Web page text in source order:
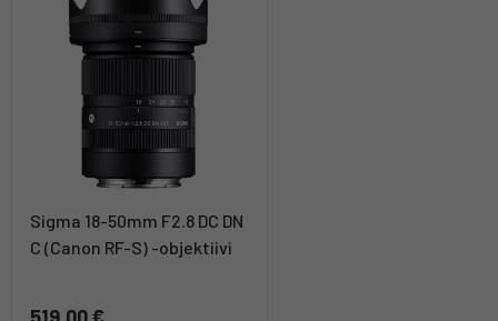
Sigma 18-50mm F2.8 DC DN
C (Canon RF-S) -objektiivi